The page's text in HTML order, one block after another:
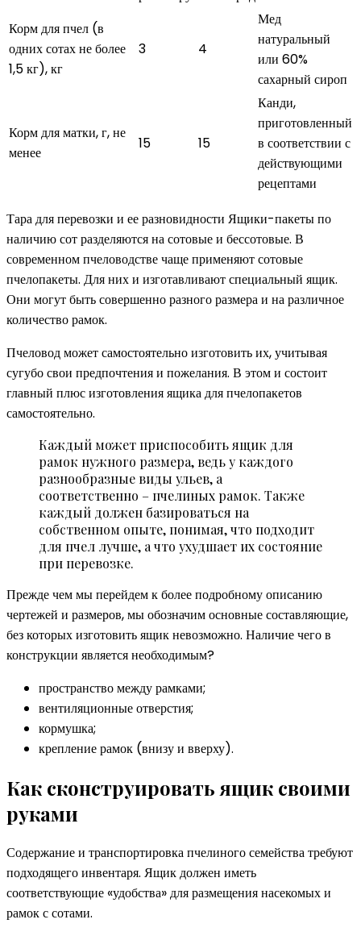
Корм для пчел (в
одних сотах не более
1,5 кг), кг
3 4
Мед
натуральный
или 60%
сахарный сироп
Корм для матки, г, не
менее
15 15
Канди,
приготовленный
в соответствии с
действующими
рецептами
Тара для перевозки и ее разновидности Ящики-пакеты по
наличию сот разделяются на сотовые и бессотовые. В
современном пчеловодстве чаще применяют сотовые
пчелопакеты. Для них и изготавливают специальный ящик.
Они могут быть совершенно разного размера и на различное
количество рамок.
Пчеловод может самостоятельно изготовить их, учитывая
сугубо свои предпочтения и пожелания. В этом и состоит
главный плюс изготовления ящика для пчелопакетов
самостоятельно.
Каждый может приспособить ящик для
рамок нужного размера, ведь у каждого
разнообразные виды ульев, а
соответственно – пчелиных рамок. Также
каждый должен базироваться на
собственном опыте, понимая, что подходит
для пчел лучше, а что ухудшает их состояние
при перевозке.
Прежде чем мы перейдем к более подробному описанию
чертежей и размеров, мы обозначим основные составляющие,
без которых изготовить ящик невозможно. Наличие чего в
конструкции является необходимым?
пространство между рамками;
вентиляционные отверстия;
кормушка;
крепление рамок (внизу и вверху).
Как сконструировать ящик своими
руками
Содержание и транспортировка пчелиного семейства требуют
подходящего инвентаря. Ящик должен иметь
соответствующие «удобства» для размещения насекомых и
рамок с сотами.